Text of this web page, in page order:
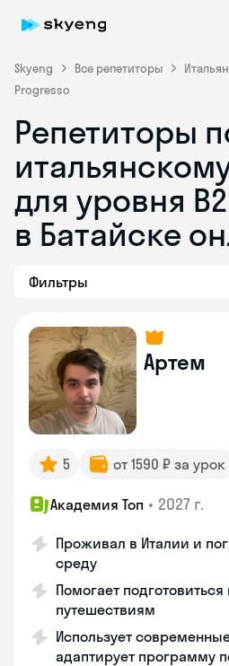
Skyeng Все репетиторы
Progresso
Репетиторы
для уровня
в Батайске
Фильтры
Артем
5 от 1590 ₽ за урок
Академия Топ • 2027 г.
Проживал в Италии и
среду
Помогает
путешествиям
Использует
адаптирует программу
Skyeng Chat